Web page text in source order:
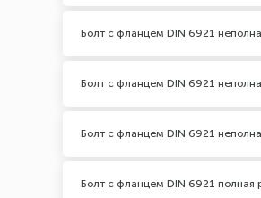
Болт с фланцем DIN 6921
Болт с фланцем DIN 6921
Болт с фланцем DIN 6921
Болт с фланцем DIN 6921 полная